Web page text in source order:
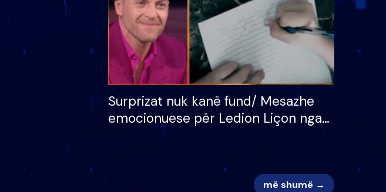
Surprizat nuk kanë fund/ Mesazhe
emocionuese për Ledion Liçon nga
nëna dhe fëmijët e tij, moderatori
më shumë →